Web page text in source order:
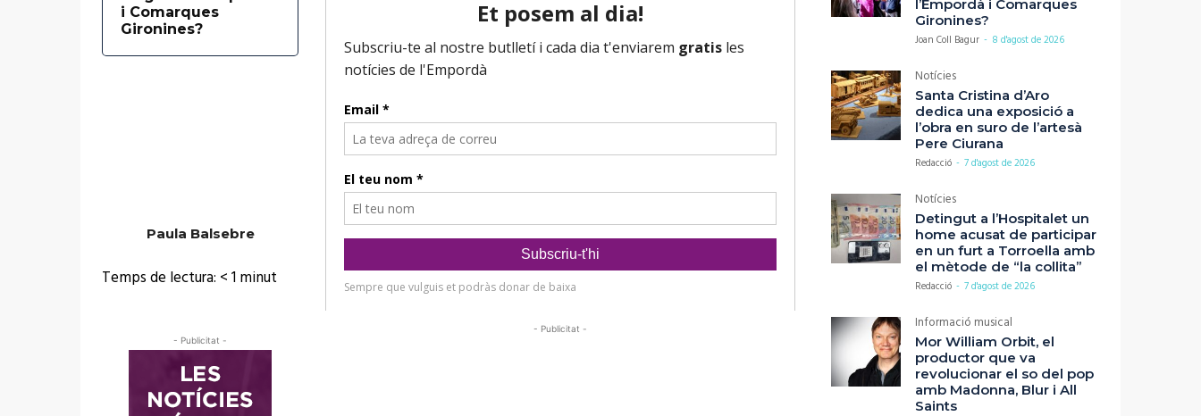
i Comarques
Gironines?
Paula Balsebre
Temps de lectura: < 1minut
- Publicitat -
- Publicitat -
l’Empordà i Comarques
Gironines?
Joan Coll Bagur - 8 d'agost de 2026
Notícies
Santa Cristina d’Aro
dedica una exposició a
l’obra en suro de l’artesà
Pere Ciurana
Redacció - 7 d'agost de 2026
Notícies
Detingut a l’Hospitalet un
home acusat de participar
en un furt a Torroella amb
el mètode de “la collita”
Redacció - 7 d'agost de 2026
Informació musical
Mor William Orbit, el
productor que va
revolucionar el so del pop
amb Madonna, Blur i All
Saints